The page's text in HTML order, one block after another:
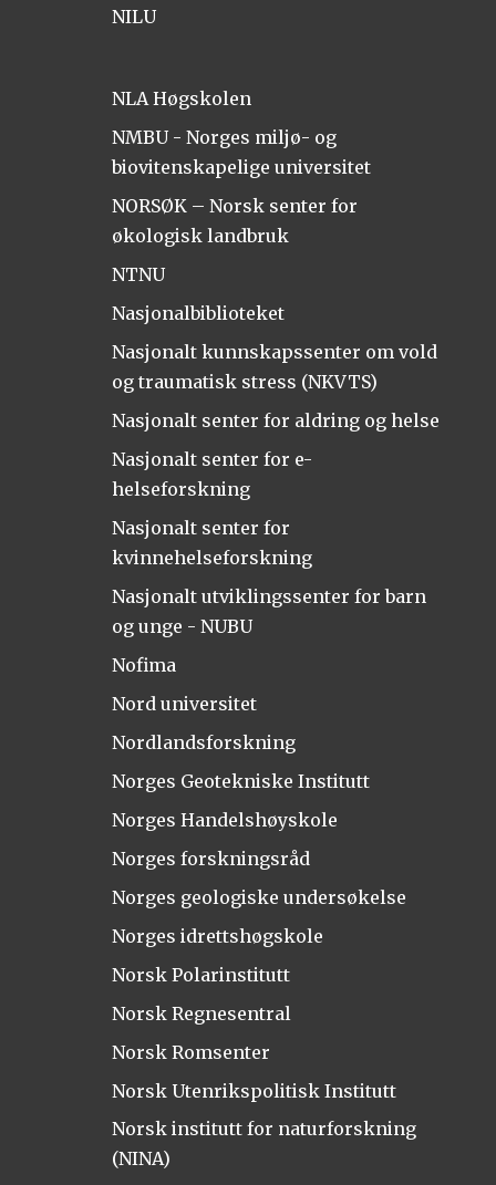
NILU
NLA Høgskolen
NMBU - Norges miljø- og
biovitenskapelige universitet
NORSØK – Norsk senter for
økologisk landbruk
NTNU
Nasjonalbiblioteket
Nasjonalt kunnskapssenter om vold
og traumatisk stress (NKVTS)
Nasjonalt senter for aldring og helse
Nasjonalt senter for e-
helseforskning
Nasjonalt senter for
kvinnehelseforskning
Nasjonalt utviklingssenter for barn
og unge - NUBU
Nofima
Nord universitet
Nordlandsforskning
Norges Geotekniske Institutt
Norges Handelshøyskole
Norges forskningsråd
Norges geologiske undersøkelse
Norges idrettshøgskole
Norsk Polarinstitutt
Norsk Regnesentral
Norsk Romsenter
Norsk Utenrikspolitisk Institutt
Norsk institutt for naturforskning
(NINA)